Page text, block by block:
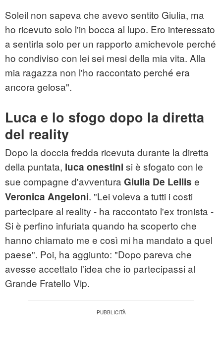
Soleil non sapeva che avevo sentito Giulia, ma
ho ricevuto solo l'in bocca al lupo. Ero interessato
a sentirla solo per un rapporto amichevole perché
ho condiviso con lei sei mesi della mia vita. Alla
mia ragazza non l'ho raccontato perché era
ancora gelosa".
Luca e lo sfogo dopo la diretta
del reality
Dopo la doccia fredda ricevuta durante la diretta
della puntata, luca onestini si è sfogato con le
sue compagne d'avventura Giulia De Lellis e
Veronica Angeloni. "Lei voleva a tutti i costi
partecipare al reality - ha raccontato l'ex tronista -
Si è perfino infuriata quando ha scoperto che
hanno chiamato me e così mi ha mandato a quel
paese". Poi, ha aggiunto: "Dopo pareva che
avesse accettato l'idea che io partecipassi al
Grande Fratello Vip.